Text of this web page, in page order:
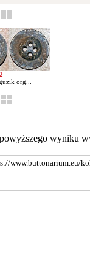
org...
wyniku